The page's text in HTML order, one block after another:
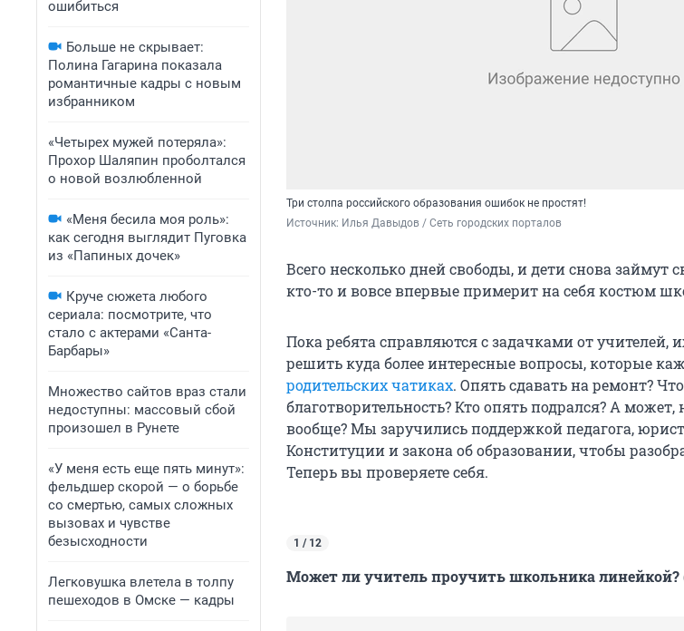
ошибиться
Больше не скрывает:
Полина Гагарина показала
романтичные кадры с новым
избранником
«Четырех мужей потеряла»:
Прохор Шаляпин проболтался
о новой возлюбленной
«Меня бесила моя роль»:
как сегодня выглядит Пуговка
из «Папиных дочек»
Круче сюжета любого
сериала: посмотрите, что
стало с актерами «Санта-
Барбары»
Множество сайтов враз стали
недоступны: массовый сбой
произошел в Рунете
«У меня есть еще пять минут»:
фельдшер скорой — о борьбе
со смертью, самых сложных
вызовах и чувстве
безысходности
Легковушка влетела в толпу
пешеходов в Омске — кадры
Три столпа российского образования ошибок не простят!
Источник: Илья Давыдов / Сеть городских порталов
Всего несколько дней свободы, и дети снова займут
кто-то и вовсе впервые примерит на себя костюм
Пока ребята справляются с задачками от учителей,
решить куда более интересные вопросы, которые
родительских чатиках. Опять сдавать на ремонт?
благотворительность? Кто опять подрался? А может,
вообще? Мы заручились поддержкой педагога,
Конституции и закона об образовании, чтобы
Теперь вы проверяете себя.
1 / 12
Может ли учитель проучить школьника линейкой?